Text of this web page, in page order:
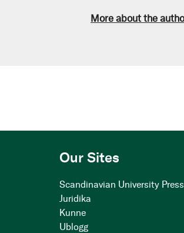
More about the
Our Sites
Scandinavian University Press
Juridika
Kunne
Ublogg